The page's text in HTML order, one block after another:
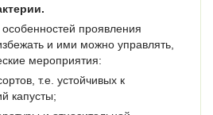
проявления
и ими можно управлять,
мероприятия:
т.е. устойчивых к
капусты;